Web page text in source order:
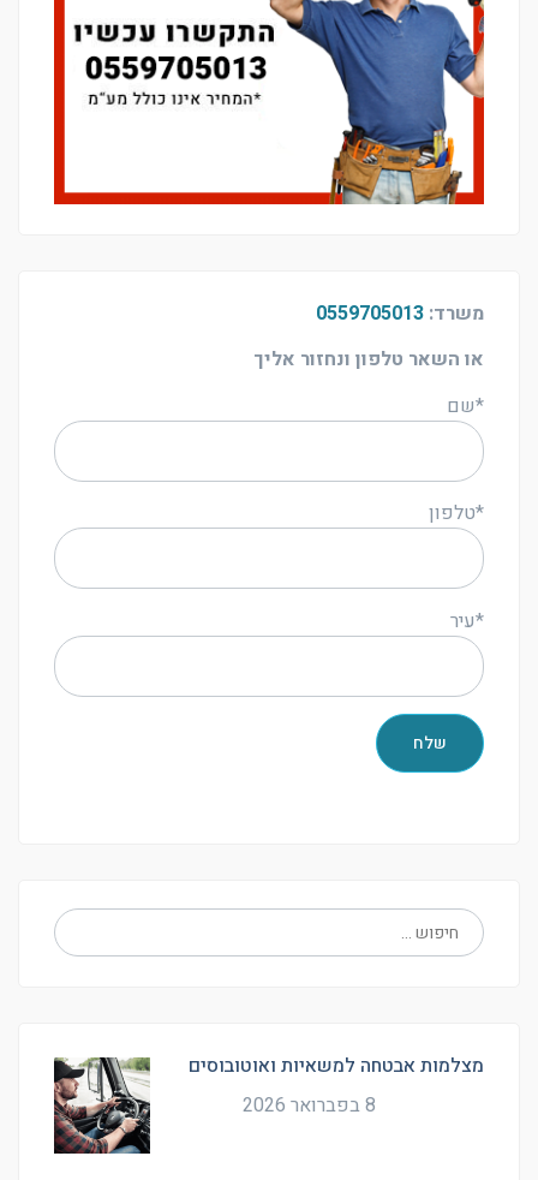
משרד: 0559705013
או השאר טלפון ונחזור אליך
*שם
*טלפון
*עיר
מצלמות אבטחה למשאיות ואוטובוסים
8 בפברואר 2026